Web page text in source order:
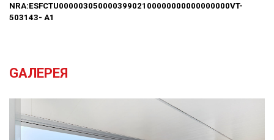
NRA:ESFCTU00000305000039902100000000000000000VT-
503143- A1
GАЛЕРЕЯ